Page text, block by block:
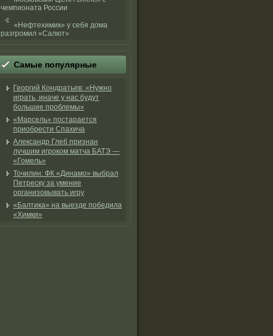
чемпионата России
«Нефтехимик» у себя дома
разгромил «Салют»
Самые популярные
Георгий Кондратьев: «Нужно
играть, иначе у нас будут
большие проблемы»
«Марсель» постарается
приобрести Спахича
Александр Глеб признан
лучшим игроком матча БАТЭ —
«Гомель»
Точилин: ФК «Динамо» выбрал
Петреску за умение
организовывать игру
«Балтика» на выезде победила
«Химки»